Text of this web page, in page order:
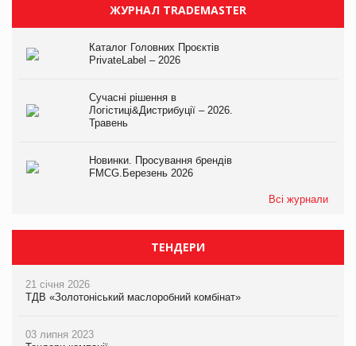
ЖУРНАЛ TRADEMASTER
Каталог Головних Проєктів
PrivateLabel – 2026
Сучасні рішення в
Логістиці&Дистрибуції – 2026.
Травень
Новинки. Просування брендів
FMCG.Березень 2026
Всі журнали
ТЕНДЕРИ
21 січня 2026
ТДВ «Золотоніський маслоробний комбінат»
03 липня 2023